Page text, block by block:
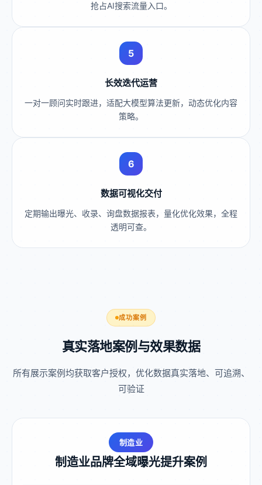
抢占AI搜索流量入口。
5
长效迭代运营
一对一顾问实时跟进，适配大模型算法更新，动态优化内容
策略。
6
数据可视化交付
定期输出曝光、收录、询盘数据报表，量化优化效果，全程
透明可查。
成功案例
真实落地案例与效果数据
所有展示案例均获取客户授权，优化数据真实落地、可追溯、
可验证
制造业
制造业品牌全域曝光提升案例